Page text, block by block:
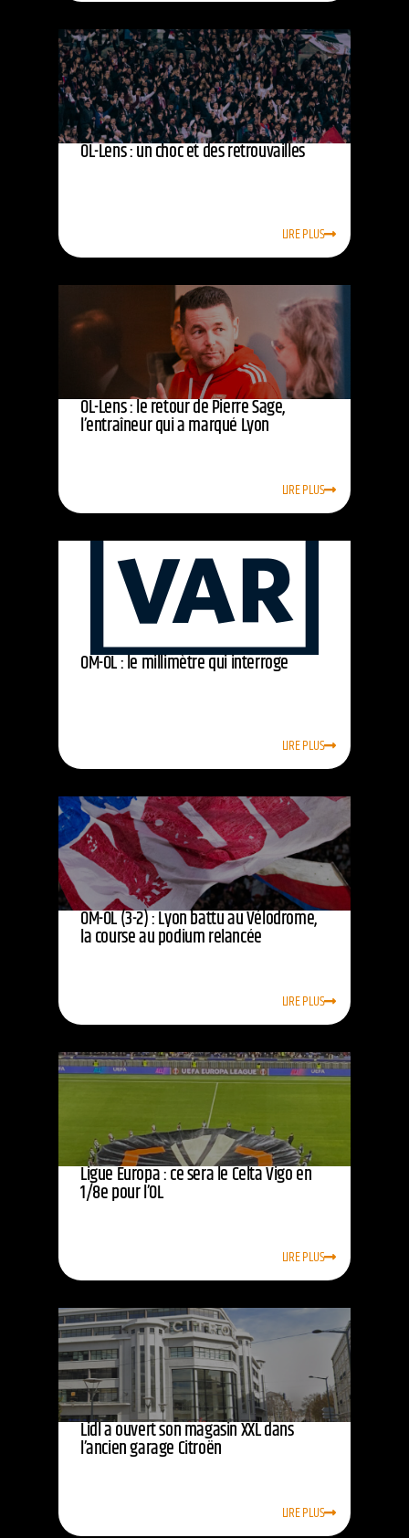
OL-Lens : un choc et des retrouvailles
LIRE PLUS
OL-Lens : le retour de Pierre Sage,
l’entraîneur qui a marqué Lyon
LIRE PLUS
OM-OL : le millimètre qui interroge
LIRE PLUS
OM-OL (3-2) : Lyon battu au Vélodrome,
la course au podium relancée
LIRE PLUS
Ligue Europa : ce sera le Celta Vigo en
1/8e pour l’OL
LIRE PLUS
Lidl a ouvert son magasin XXL dans
l’ancien garage Citroën
LIRE PLUS